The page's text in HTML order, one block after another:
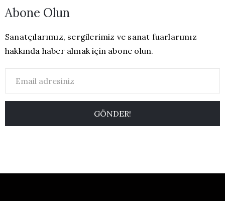
Abone Olun
Sanatçılarımız, sergilerimiz ve sanat fuarlarımız
hakkında haber almak için abone olun.